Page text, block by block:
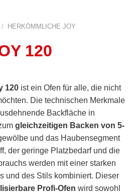
/ HERKÖMMLICHE JOY
120
120ist ein Ofen für alle, die nicht
Die technischen Merkmale
Backfläche in
gleichzeitigen Backen von 5-
und das Haubensegment
der geringe Platzbedarf und die
werden mit einer starken
und des Stils kombiniert. Dieser
Profi-Ofen wird sowohl